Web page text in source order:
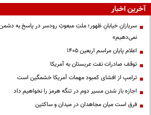
آخرین اخبار
سربازانِ خیابانِ ظهور؛ ملتِ مبعوثِ رودسر در پاسخ به دشمن:
نمی‌دهیم»
اعلام پایان مراسم اربعین ۱۴۰۵
توقف صادرات نفت عربستان به آمریکا
ترامپ از افشای کمبود مهمات آمریکا خشمگین است
اجازه باز شدن مسیر دوم در تنگه هرمز را نخواهیم داد
فرق است میان مجاهدان در میدان و ساکتین